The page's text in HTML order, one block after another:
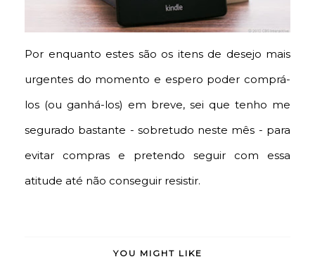
Por enquanto estes são os itens de desejo mais
urgentes do momento e espero poder comprá-
los (ou ganhá-los) em breve, sei que tenho me
segurado bastante - sobretudo neste mês - para
evitar compras e pretendo seguir com essa
atitude até não conseguir resistir.
YOU MIGHT LIKE